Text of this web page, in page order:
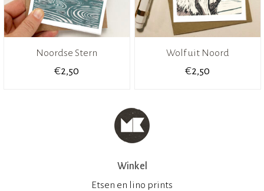
Noordse Stern
€2,50
Wolf uit Noord
€2,50
Winkel
Etsen en lino prints